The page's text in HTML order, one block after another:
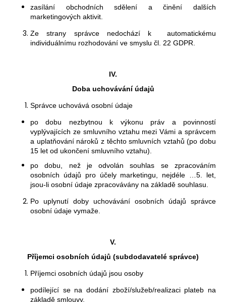
zasílání obchodních sdělení a činění dalších
marketingových aktivit.
Ze strany správce nedochází k automatickému
individuálnímu rozhodování ve smyslu čl. 22 GDPR.
IV.
Doba uchovávání údajů
Správce uchovává osobní údaje
po dobu nezbytnou k výkonu práv a povinností
vyplývajících ze smluvního vztahu mezi Vámi a správcem
a uplatňování nároků z těchto smluvních vztahů (po dobu
15 let od ukončení smluvního vztahu).
po dobu, než je odvolán souhlas se zpracováním
osobních údajů pro účely marketingu, nejdéle …5.
let,
jsou-li osobní údaje zpracovávány na základě souhlasu.
Po uplynutí doby uchovávání osobních údajů správce
osobní údaje vymaže.
V.
Příjemci osobních údajů (subdodavatelé správce)
Příjemci osobních údajů jsou osoby
podílející se na dodání zboží/služeb/realizaci plateb na
základě smlouvy,